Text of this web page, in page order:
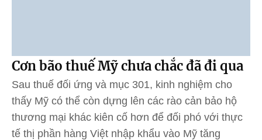
Cơn bão thuế Mỹ chưa chắc đã đi qua
Sau thuế đối ứng và mục 301, kinh nghiệm cho
thấy Mỹ có thể còn dựng lên các rào cản bảo hộ
thương mại khác kiên cố hơn để đối phó với thực
tế thị phần hàng Việt nhập khẩu vào Mỹ tăng